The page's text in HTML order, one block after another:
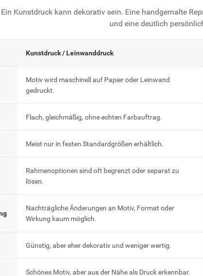
Ein Kunstdruck kann dekorativ sein. Eine handgemalte
und eine deutlich
Kunstdruck / Leinwanddruck
Motiv wird maschinell auf Papier oder Leinwand
gedruckt.
Flach, gleichmäßig, ohne echten Farbauftrag.
Meist nur in festen Standardgrößen erhältlich.
Rahmenoptionen sind oft begrenzt oder separat zu
lösen.
Nachträgliche Änderungen an Motiv, Format oder
Wirkung kaum möglich.
Günstig, aber eher dekorativ und weniger wertig.
Schönes Motiv, aber aus der Nähe als Druck erkennbar.